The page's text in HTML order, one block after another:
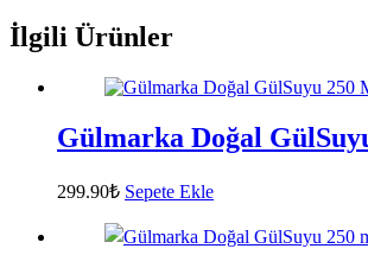
İlgili Ürünler
Gülmarka Doğal
299.90₺ Sepete Ekle